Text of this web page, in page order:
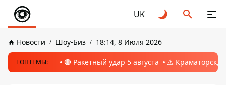
UK
Новости Шоу-Биз 18:14, 8 Июля 2026
ТОПТЕМЫ: 🔴 Ракетный удар 5 августа ⚠️ Краматорск,